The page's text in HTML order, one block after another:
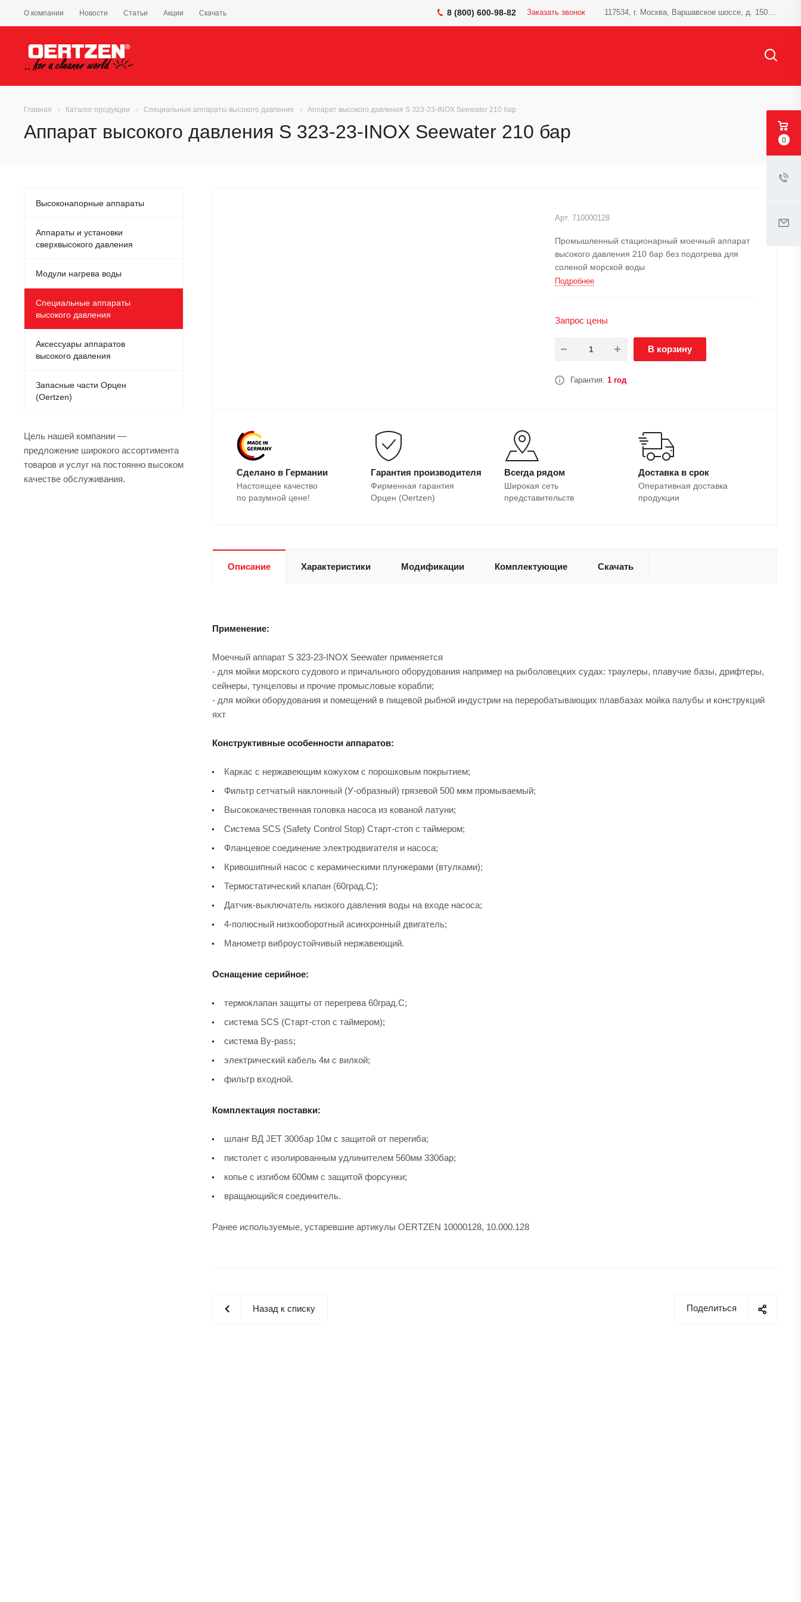
О компании Новости Статьи Акции Скачать 117534, г. Москва, Варшавское шоссе, д. 150, к.1
8 (800) 600-98-82 Заказать звонок
Главная Каталог продукции Специальные аппараты высокого давления Аппарат высокого давления S 323-23-INOX Seewater 210 бар
Аппарат высокого давления S 323-23-INOX Seewater 210 бар
Арт. 710000128
Промышленный стационарный моечный аппарат
высокого давления 210 бар без подогрева для
соленой морской воды
Подробнее
Запрос цены
В корзину
Гарантия: 1 год
Сделано в Германии
Настоящее качество
по разумной цене!
Гарантия производителя
Фирменная гарантия
Орцен (Oertzen)
Всегда рядом
Широкая сеть
представительств
Доставка в срок
Оперативная доставка
продукции
Описание Характеристики Модификации Комплектующие Скачать
Применение:
Моечный аппарат S 323-23-INOX Seewater применяется
- для мойки морского судового и причального оборудования например на рыболовецких судах: траулеры, плавучие базы, дрифтеры,
сейнеры, тунцеловы и прочие промысловые корабли;
- для мойки оборудования и помещений в пищевой рыбной индустрии на переробатывающих плавбазах мойка палубы и конструкций
яхт
Конструктивные особенности аппаратов:
Каркас с нержавеющим кожухом с порошковым покрытием;
Фильтр сетчатый наклонный (У-образный) грязевой 500 мкм промываемый;
Высококачественная головка насоса из кованой латуни;
Система SCS (Safety Control Stop) Старт-стоп с таймером;
Фланцевое соединение электродвигателя и насоса;
Кривошипный насос с керамическими плунжерами (втулками);
Термостатический клапан (60град.С);
Датчик-выключатель низкого давления воды на входе насоса;
4-полюсный низкооборотный асинхронный двигатель;
Манометр виброустойчивый нержавеющий.
Оснащение серийное:
термоклапан защиты от перегрева 60град.С;
система SCS (Старт-стоп с таймером);
система By-pass;
электрический кабель 4м с вилкой;
фильтр входной.
Комплектация поставки:
шланг ВД JET 300бар 10м с защитой от перегиба;
пистолет с изолированным удлинителем 560мм 330бар;
копье с изгибом 600мм с защитой форсунки;
вращающийся соединитель.
Ранее используемые, устаревшие артикулы OERTZEN 10000128, 10.000.128
Поделиться
Назад к списку
Высоконапорные аппараты
Аппараты и установки
сверхвысокого давления
Модули нагрева воды
Специальные аппараты
высокого давления
Аксессуары аппаратов
высокого давления
Запасные части Орцен
(Oertzen)
Цель нашей компании —
предложение широкого ассортимента
товаров и услуг на постоянно высоком
качестве обслуживания.
0